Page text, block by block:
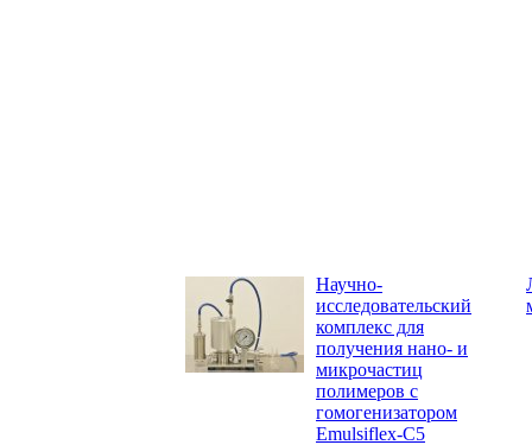
Научно-
исследовательский
комплекс для
получения нано- и
микрочастиц
полимеров c
гомогенизатором
Emulsiflex-C5